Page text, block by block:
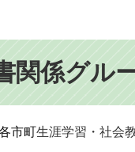
関係グル
市町生涯学習・社会